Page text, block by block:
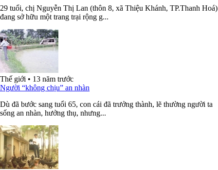
29 tuổi, chị Nguyễn Thị Lan (thôn 8, xã Thiệu Khánh, TP.Thanh Hoá)
đang sở hữu một trang trại rộng g...
Thế giới • 13 năm trước
Người “không chịu” an nhàn
Dù đã bước sang tuổi 65, con cái đã trưởng thành, lẽ thường người ta
sống an nhàn, hưởng thụ, nhưng...